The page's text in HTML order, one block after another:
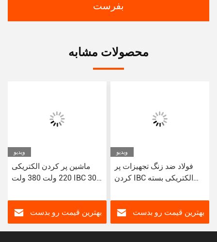
بفرست
محصولات مشابه
ویدیو
ماشین پر کردن الکتریکی
220 ولت 380 ولت IBC 304
بهترین قیمت رو بدست
ویدیو
فولاد ضد زنگ تجهیزات پر
کردن IBC الکتریکی بسته
کردن
بهترین قیمت رو بدست